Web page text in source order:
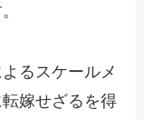
るスケールメ
嫁せざるを得